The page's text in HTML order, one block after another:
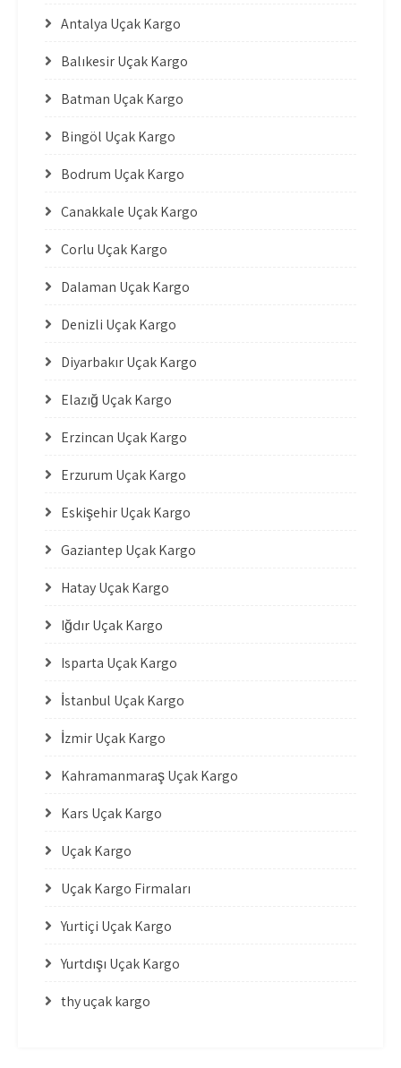
Antalya Uçak Kargo
Balıkesir Uçak Kargo
Batman Uçak Kargo
Bingöl Uçak Kargo
Bodrum Uçak Kargo
Çanakkale Uçak Kargo
Çorlu Uçak Kargo
Dalaman Uçak Kargo
Denizli Uçak Kargo
Diyarbakır Uçak Kargo
Elazığ Uçak Kargo
Erzincan Uçak Kargo
Erzurum Uçak Kargo
Eskişehir Uçak Kargo
Gaziantep Uçak Kargo
Hatay Uçak Kargo
Iğdır Uçak Kargo
Isparta Uçak Kargo
İstanbul Uçak Kargo
İzmir Uçak Kargo
Kahramanmaraş Uçak Kargo
Kars Uçak Kargo
Uçak Kargo
Uçak Kargo Firmaları
Yurtiçi Uçak Kargo
Yurtdışı Uçak Kargo
thy uçak kargo